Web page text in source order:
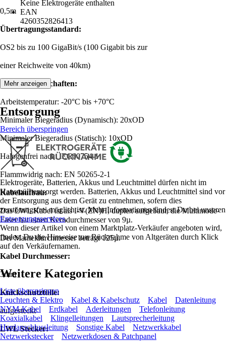
Keine Elektrogeräte enthalten
EAN
4260352826413
0,5m
Übertragungsstandard:
OS2 bis zu 100 GigaBit/s (100 Gigabit bis zur
einer Reichweite von 40km)
Produkteigenschaften:
Arbeitstemperatur: -20°C bis +70°C
Minimaler Biegeradius (Dynamisch): 20xOD
Minimaler Biegeradius (Statisch): 10xOD
Halogenfrei nach: IEC60754-1
Flammwidrig nach: EN 50265-2-1
Kabelaufbau:
Das LWL Kabel ist als I-V(ZN)H, duplex aufgebaut, die Multimode-
Faser hat einen Kerndurchmesser von 9µ.
Der Manteldurchmesser beträgt 125µ.
Kabel Durchmesser:
3mm
Knickschutztülle:
aufgesteckt
LWL Stecker:
Mehr anzeigen
Entsorgung
Bereich überspringen
Elektrogeräte, Batterien, Akkus und Leuchtmittel dürfen nicht im
Hausmüll entsorgt werden. Batterien, Akkus und Leuchtmittel sind vor
der Entsorgung aus dem Gerät zu entnehmen, sofern dies
zerstörungsfrei möglich ist. Mehr Informationen findest Du bei unseren
Entsorgungsservices.
Wenn dieser Artikel von einem Marktplatz-Verkäufer angeboten wird,
findest Du die Hinweise zur Rücknahme von Altgeräten durch Klick
auf den Verkäufernamen.
Weitere Kategorien
Liste überspringen
Leuchten & Elektro
Kabel & Kabelschutz Kabel
Datenleitung
NYM-Kabel
Erdkabel Aderleitungen
Telefonleitung
Koaxialkabel
Klingelleitungen
Lautsprecherleitung
Herdanschlussleitung
Sonstige Kabel
Netzwerkkabel
Netzwerkstecker
Netzwerkdosen & Patchpanel